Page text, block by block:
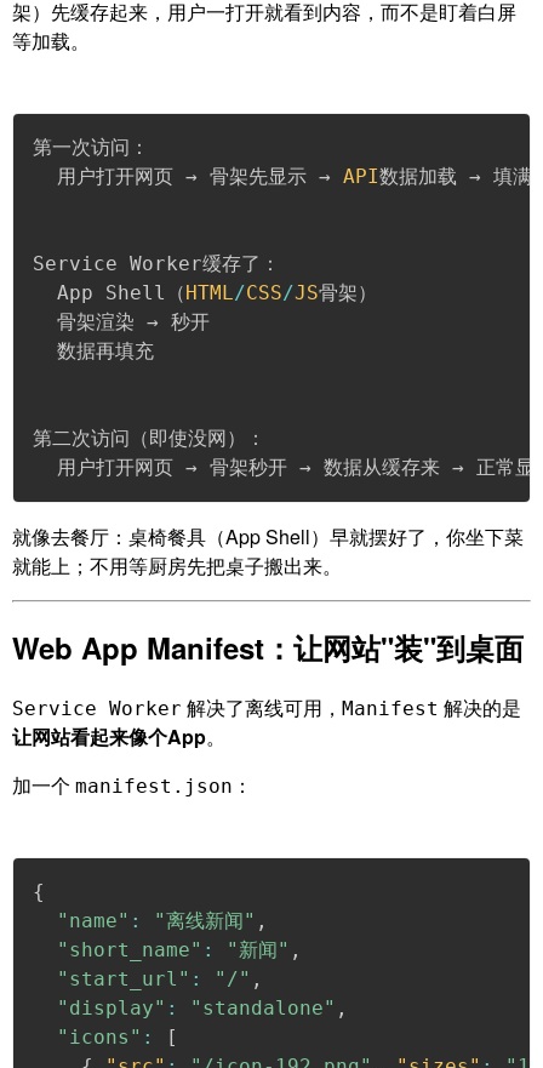
架）先缓存起来，用户一打开就看到内容，而不是盯着白屏
等加载。
第一次访问：
  用户打开网页 → 骨架先显示 →
API数据加载 → 填满
Service Worker缓存了：
  App Shell（
HTML/CSS/JS骨架）
  骨架渲染 → 秒开
  数据再填充
第二次访问（即使没网）：
用户打开网页 → 骨架秒开 → 数据从缓存来 → 正常显
就像去餐厅：桌椅餐具（App Shell）早就摆好了，你坐下菜
就能上；不用等厨房先把桌子搬出来。
Web App Manifest：让网站"装"到桌面
Service Worker 解决了离线可用， Manifest 解决的是
让网站看起来像个App。
加一个 manifest.json ：
{
"name" : "离线新闻" ,
"short_name" : "新闻" ,
"start_url" : "/" ,
"display" : "standalone" ,
"icons" :
[